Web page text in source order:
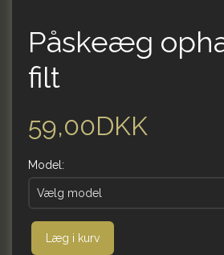
Påskeæg
filt
59,00DKK
Model:
Læg i kurv